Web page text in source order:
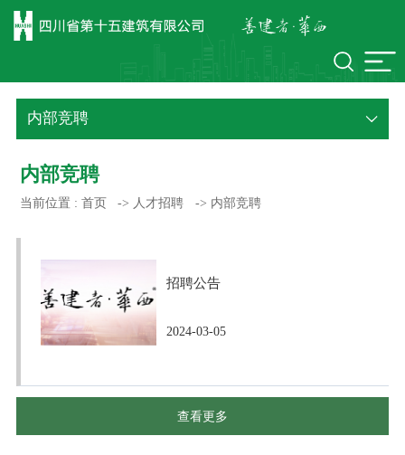
内部竞聘
内部竞聘
当前位置 :首页 -> 人才招聘 -> 内部竞聘
招聘公告
2024-03-05
查看更多